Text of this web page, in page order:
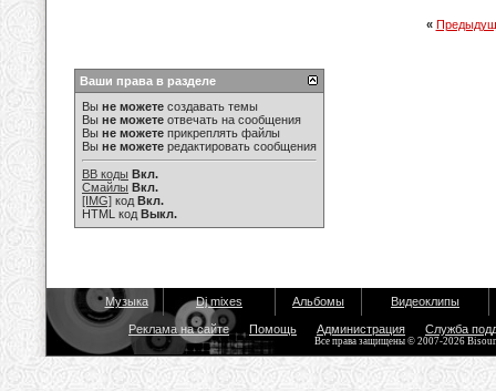
«
Ваши права в разделе
Вы не можете создавать темы
Вы не можете отвечать на сообщения
Вы не можете прикреплять файлы
Вы не можете редактировать сообщения
BB коды Вкл.
Смайлы Вкл.
[IMG] код Вкл.
HTML код Выкл.
Музыка Dj mixes Альбомы Видеоклипы
Реклама на сайте Помощь Администрация Служба
Все права защищены © 2007-2026